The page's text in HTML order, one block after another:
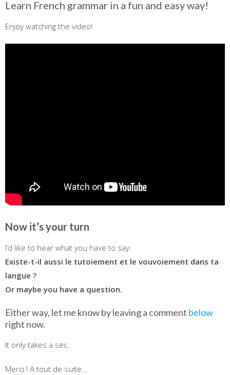
Learn French grammar in a fun and easy way!
Enjoy watching the video!
Now it’s your turn
I’d like to hear what you have to say:
Existe-t-il aussi le tutoiement et le vouvoiement dans ta
langue ?
Or maybe you have a question.
Either way, let me know by leaving a comment below
right now.
It only takes a sec.
Merci ! A tout de suite…